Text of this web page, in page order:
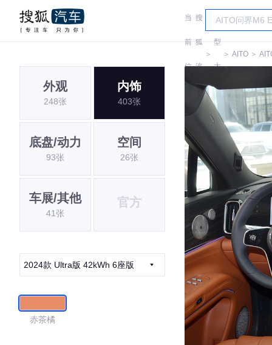
当
前
位
搜
狐
汽
车
＞
车
型
大
全
＞ AITO ＞
外观
248张
内饰
403张
底盘/动力
93张
空间
26张
车展/其他
41张
官方
2024款 Ultra版 42kWh 6座版
赤茶橘